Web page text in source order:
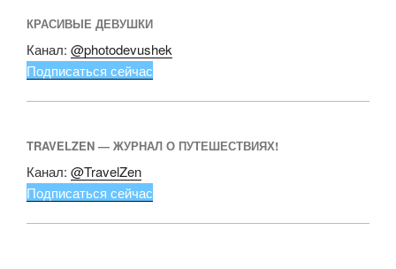
КРАСИВЫЕ ДЕВУШКИ
Канал: @photodevushek
Подписаться сейчас
TRAVELZEN — ЖУРНАЛ О ПУТЕШЕСТВИЯХ!
Канал: @TravelZen
Подписаться сейчас